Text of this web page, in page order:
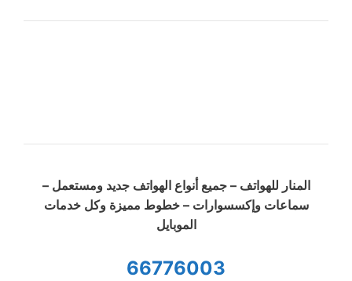
المنار للهواتف – جميع أنواع الهواتف جديد ومستعمل –
سماعات وإكسسوارات – خطوط مميزة وكل خدمات
الموبايل
66776003